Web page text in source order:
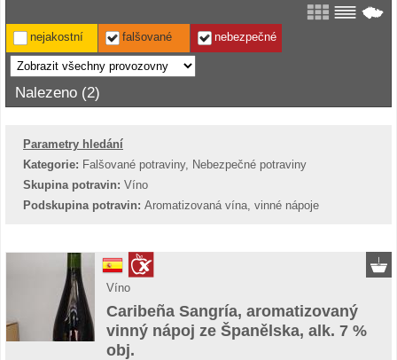
nejakostní falšované nebezpečné
Nalezeno (2)
Parametry hledání
Kategorie: Falšované potraviny, Nebezpečné potraviny
Skupina potravin: Víno
Podskupina potravin: Aromatizovaná vína, vinné nápoje
Víno
Caribeña Sangría, aromatizovaný
vinný nápoj ze Španělska, alk. 7 %
obj.